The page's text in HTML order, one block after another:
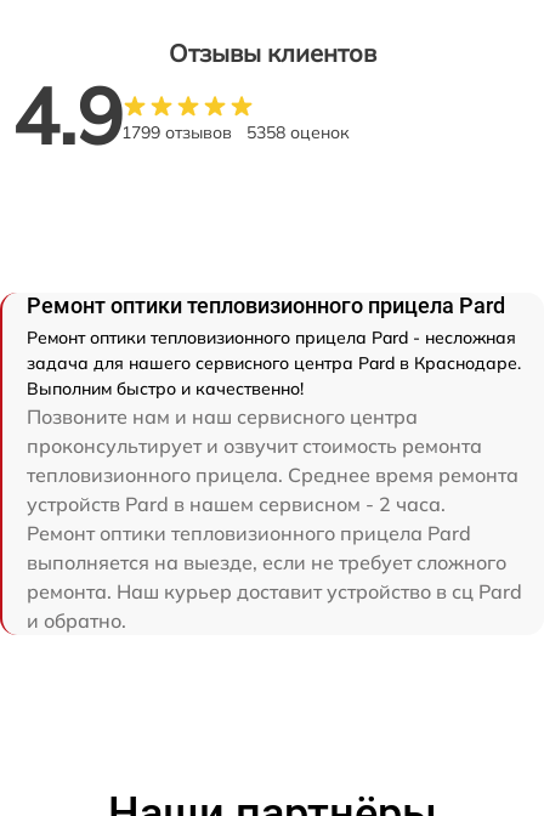
Отзывы клиентов
4.91799 отзывов 5358 оценок
Ремонт оптики тепловизионного прицела Pard
Ремонт оптики тепловизионного прицела Pard - несложная
задача для нашего сервисного центра Pard в Краснодаре.
Выполним быстро и качественно!
Позвоните нам и наш сервисного центра
проконсультирует и озвучит стоимость ремонта
тепловизионного прицела. Среднее время ремонта
устройств Pard в нашем сервисном - 2 часа.
Ремонт оптики тепловизионного прицела Pard
выполняется на выезде, если не требует сложного
ремонта. Наш курьер доставит устройство в сц Pard
и обратно.